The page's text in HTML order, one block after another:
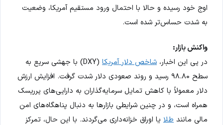
اوج خود رسیده و حالا با احتمال ورود مستقیم آمریکا، وضعیت
به شدت حساس‌تر شده است.
واکنش بازار:
در پی این اخبار، شاخص دلار آمریکا
(DXY) با جهشی سریع به
سطح ۹۸.۸۰ رسید و روند صعودی دلار شدت گرفت. افزایش ارزش
دلار معمولاً با کاهش تمایل سرمایه‌گذاران به دارایی‌های پرریسک
همراه است، و در چنین شرایطی بازارها به دنبال پناهگاه‌های امن
مالی مانند طلا یا اوراق خزانه‌داری می‌گردند. با این حال، تمرکز